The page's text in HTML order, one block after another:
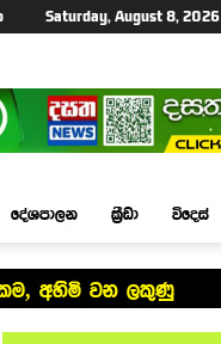
Saturday, August 8, 2026
දේශපාලන ක්‍රීඩා විදෙස්
අහිමි වන ලකුණු